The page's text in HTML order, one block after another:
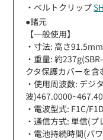
・ベルトクリップ
●諸元
【一般使用】
・寸法: 高さ
・重量: 約
クタ保護カバーを含
・使用周波数: デジ
波
・電波型式: F1C/
・通信方式: 単信(
・電池持続時間(パ